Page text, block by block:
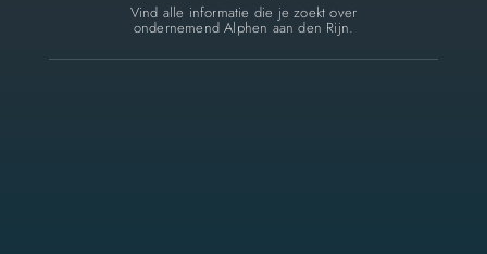
Vind alle informatie die je zoekt over
ondernemend Alphen aan den Rijn.